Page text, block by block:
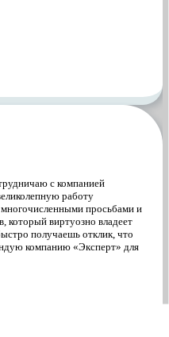
с компанией
работу
просьбами и
который виртуозно владеет
получаешь отклик, что
компанию «Эксперт» для